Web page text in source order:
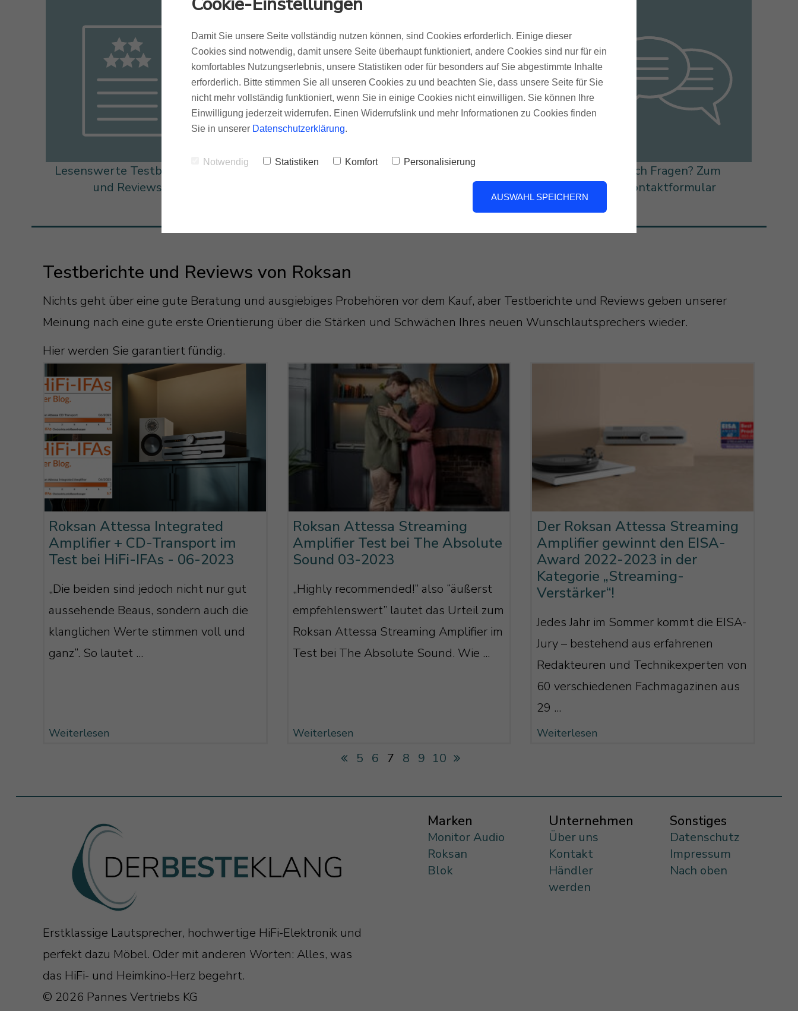
Lesenswerte Testberichte
und Reviews
Neuigkeiten und
Wissenswertes
Noch Fragen? Zum
Kontaktformular
Testberichte und Reviews von Roksan
Nichts geht über eine gute Beratung und ausgiebiges Probehören vor dem Kauf, aber Testberichte und Reviews geben unserer
Meinung nach eine gute erste Orientierung über die Stärken und Schwächen Ihres neuen Wunschlautsprechers wieder.
Hier werden Sie garantiert fündig.
Roksan Attessa Integrated
Amplifier + CD-Transport im
Test bei HiFi-IFAs - 06-2023
„Die beiden sind jedoch nicht nur gut
aussehende Beaus, sondern auch die
klanglichen Werte stimmen voll und
ganz“. So lautet ...
Weiterlesen
Roksan Attessa Streaming
Amplifier Test bei The Absolute
Sound 03-2023
„Highly recommended!” also “äußerst
empfehlenswert” lautet das Urteil zum
Roksan Attessa Streaming Amplifier im
Test bei The Absolute Sound. Wie ...
Weiterlesen
Der Roksan Attessa Streaming
Amplifier gewinnt den EISA-
Award 2022-2023 in der
Kategorie „Streaming-
Verstärker“!
Jedes Jahr im Sommer kommt die EISA-
Jury – bestehend aus erfahrenen
Redakteuren und Technikexperten von
60 verschiedenen Fachmagazinen aus
29 ...
Weiterlesen
5 6 7 8 9 10
Erstklassige Lautsprecher, hochwertige HiFi-Elektronik und
perfekt dazu Möbel. Oder mit anderen Worten: Alles, was
das HiFi- und Heimkino-Herz begehrt.
© 2026 Pannes Vertriebs KG
Marken
Monitor Audio
Roksan
Blok
Unternehmen
Über uns
Kontakt
Händler
werden
Sonstiges
Datenschutz
Impressum
Nach oben
Damit Sie unsere Seite vollständig nutzen können, sind Cookies erforderlich. Einige dieser
Cookies sind notwendig, damit unsere Seite überhaupt funktioniert, andere Cookies sind nur für ein
komfortables Nutzungserlebnis, unsere Statistiken oder für besonders auf Sie abgestimmte Inhalte
erforderlich. Bitte stimmen Sie all unseren Cookies zu und beachten Sie, dass unsere Seite für Sie
nicht mehr vollständig funktioniert, wenn Sie in einige Cookies nicht einwilligen. Sie können Ihre
Einwilligung jederzeit widerrufen. Einen Widerrufslink und mehr Informationen zu Cookies finden
Sie in unserer Datenschutzerklärung.
Notwendig Statistiken Komfort Personalisierung
AUSWAHL SPEICHERN